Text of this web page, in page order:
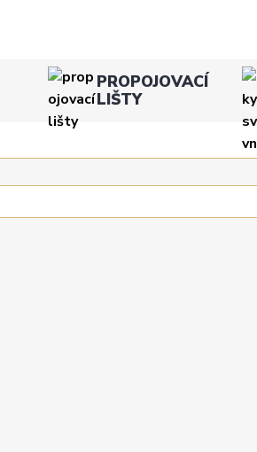
PROPOJOVACÍ
LIŠTY